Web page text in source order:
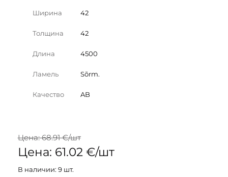
Ширина 42
Толщина 42
Длина 4500
Ламель Sõrm.
Качество AB
Цена: 68.91 €/шт
Цена: 61.02 €/шт
В наличии: 9 шт.